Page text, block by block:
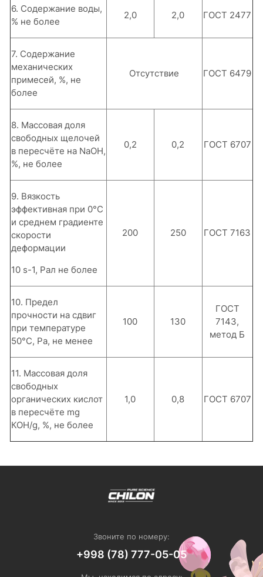
6. Содержание воды,
% не более
2,0 2,0 ГОСТ 2477
7. Содержание
механических
примесей, %, не
более
Отсутствие ГОСТ 6479
8. Массовая доля
свободных щелочей
в пересчёте на NaOH,
%, не более
0,2 0,2 ГОСТ 6707
9. Вязкость
эффективная при 0°С
и среднем градиенте
скорости
деформации
10 s-1, Рал не более
200 250 ГОСТ 7163
10. Предел
прочности на сдвиг
при температуре
50°С, Ра, не менее
100 130
ГОСТ
7143,
метод Б
11. Массовая доля
свободных
органических кислот
в пересчёте mg
КОН/g, %, не более
1,0 0,8 ГОСТ 6707
Звоните по номеру:
+998 (78) 777-05-05